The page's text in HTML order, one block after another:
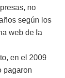
no
según los
web de la
en el 2009
pagaron